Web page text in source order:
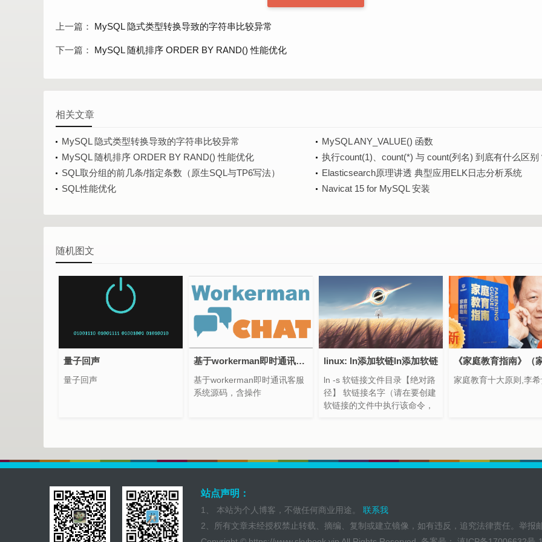
上一篇： MySQL 隐式类型转换导致的字符串比较异常
下一篇： MySQL 随机排序 ORDER BY RAND() 性能优化
相关文章
MySQL 隐式类型转换导致的字符串比较异常
MySQL ANY_VALUE() 函数
MySQL 随机排序 ORDER BY RAND() 性能优化
执行count(1)、count(*) 与 count(列名) 到底有什么区别
SQL取分组的前几条/指定条数（原生SQL与TP6写法）
Elasticsearch原理讲透 典型应用ELK日志分析系统
SQL性能优化
Navicat 15 for MySQL 安装
随机图文
量子回声
量子回声
基于workerman即时通讯客服系统源码（thinkPHP）
基于workerman即时通讯客服
系统源码，含操作
linux: ln添加软链ln添加软链
ln -s 软链接文件目录【绝对路
径】 软链接名字（请在要创建
软链接的文件中执行该命令，
家庭教育十大原则,李
站点声明：
1、 本站为个人博客，不做任何商业用途。
联系我
2、所有文章未经授权禁止转载、摘编、复制或建立镜像，如有违反，追究法律责任。举报